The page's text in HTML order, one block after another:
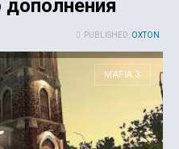
дополнения
PUBLISHED: OXTON
MAFIA 3